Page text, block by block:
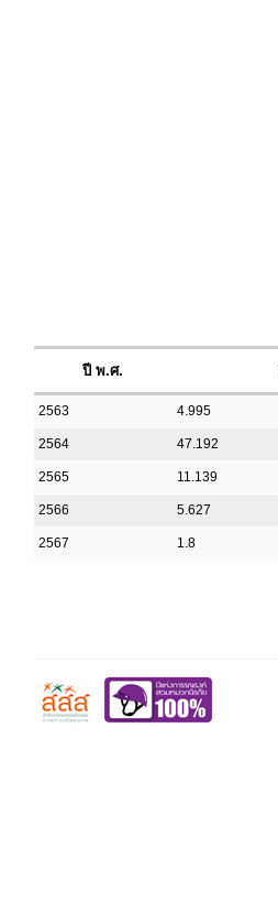
ปี พ.ศ.
2563 4.995
2564 47.192
2565 11.139
2566 5.627
2567 1.8